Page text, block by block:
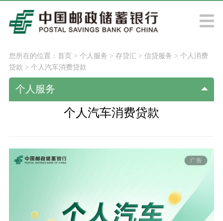
您所在的位置： 首页> 个人服务 > 存贷汇 > 信贷服务 > 个人消费
贷款 > 个人汽车消费贷款
个人服务
个人汽车消费贷款